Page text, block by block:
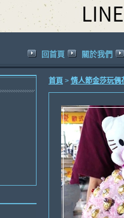
回首頁 關於我們
首頁 > 情人節金莎玩偶